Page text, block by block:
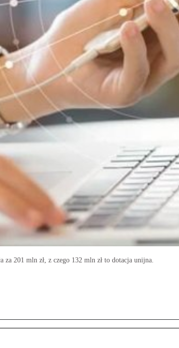
za 201 mln zł, z czego 132 mln zł to dotacja unijna.